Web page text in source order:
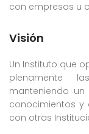
con empresas u
Visión
Un Instituto que
plenamente
manteniendo
conocimientos y
con otras